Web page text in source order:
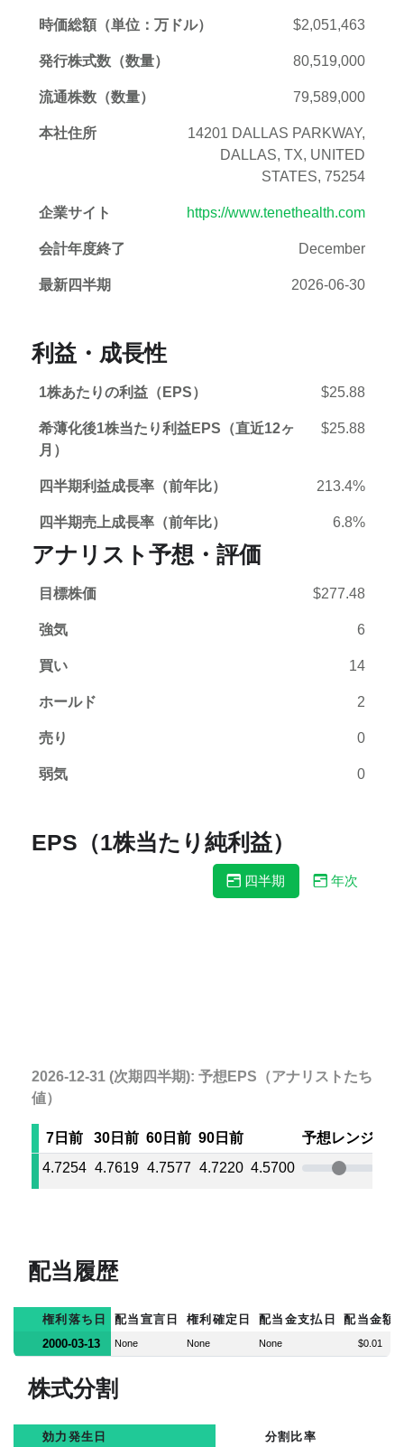
時価総額（単位：万ドル） $2,051,463
発行株式数（数量） 80,519,000
流通株数（数量） 79,589,000
本社住所
14201 DALLAS PARKWAY,
DALLAS, TX, UNITED
STATES, 75254
企業サイト https://www.tenethealth.com
会計年度終了 December
最新四半期 2026-06-30
利益・成長性
1株あたりの利益（EPS） $25.88
希薄化後1株当たり利益EPS（直近12ヶ
月）
$25.88
四半期利益成長率（前年比） 213.4%
四半期売上成長率（前年比） 6.8%
アナリスト予想・評価
目標株価 $277.48
強気 6
買い 14
ホールド 2
売り 0
弱気 0
EPS（1株当たり純利益）
四半期 年次
2026-12-31 (次期四半期): 予想EPS（アナリストたちの平
値）
7日前 30日前 60日前 90日前
予想レンジ
4.7254 4.7619 4.7577 4.7220 4.5700
配当履歴
権利落ち日 配当宣言日 権利確定日 配当金支払日
配当金額
2000-03-13
None None None $0.01
株式分割
効力発生日 分割比率